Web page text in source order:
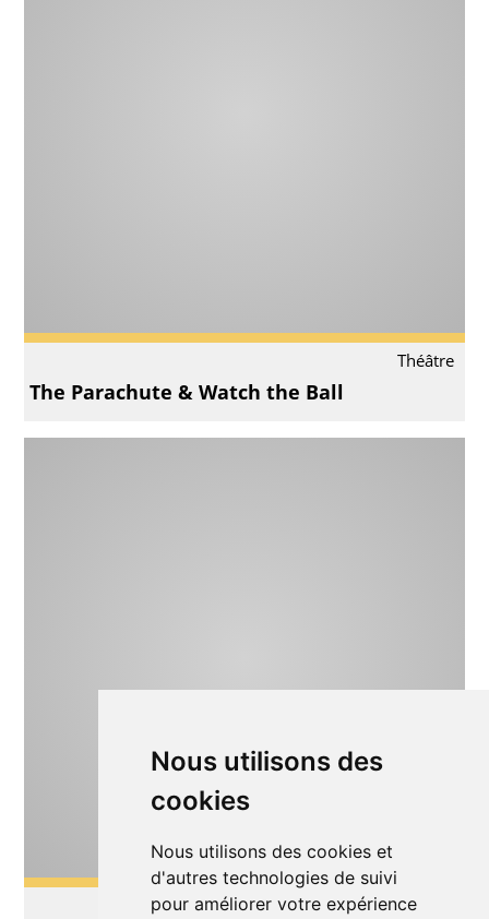
Nous utilisons des
cookies
Nous utilisons des cookies et
d'autres technologies de suivi
pour améliorer votre expérience
Théâtre
The Parachute & Watch the Ball
Théâtre